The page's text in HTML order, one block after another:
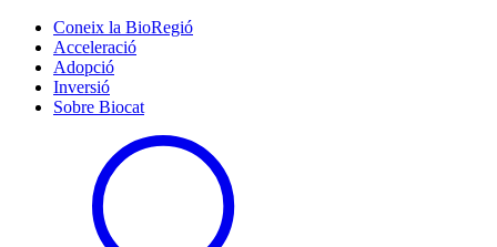
Coneix la BioRegió
Acceleració
Adopció
Inversió
Sobre Biocat